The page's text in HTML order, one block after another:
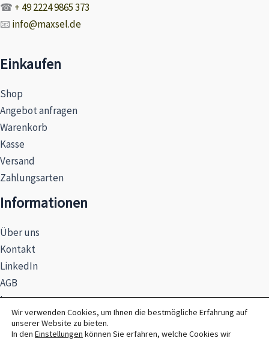
☎ + 49 2224 9865 373
📧 info@maxsel.de
Einkaufen
Shop
Angebot anfragen
Warenkorb
Kasse
Versand
Zahlungsarten
Informationen
Über uns
Kontakt
LinkedIn
AGB
Impressum
Datenschutzerklärung
Hinweise zur Batterieentsorgung
Wir verwenden Cookies, um Ihnen die bestmögliche Erfahrung auf
unserer Website zu bieten.
In den Einstellungen können Sie erfahren, welche Cookies wir